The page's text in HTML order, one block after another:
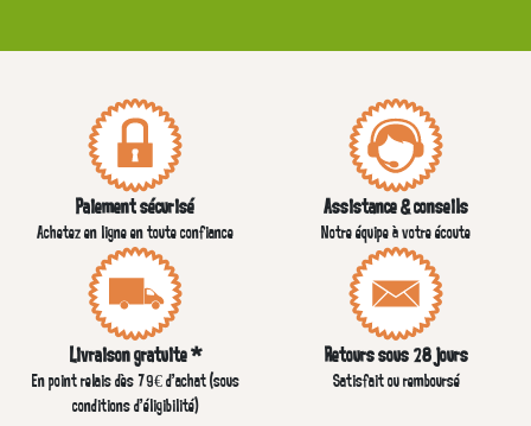
Paiement sécurisé
Achetez en ligne en toute confiance
Assistance & conseils
Notre équipe à votre écoute
Livraison gratuite *
En point relais dès 79€ d’achat (sous
conditions d'éligibilité)
Retours sous 28 jours
Satisfait ou remboursé